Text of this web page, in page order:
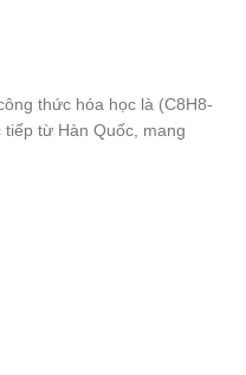
thức hóa học là (C8H8-
từ Hàn Quốc, mang